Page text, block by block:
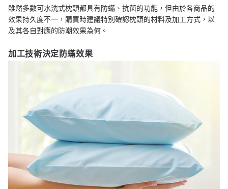
雖然多數可水洗式枕頭都具有防蟎、抗菌的功能，但由於各商品的
效果持久度不一，購買時建議特別確認枕頭的材料及加工方式，以
及其各自對應的防潮效果為何。
加工技術決定防蟎效果